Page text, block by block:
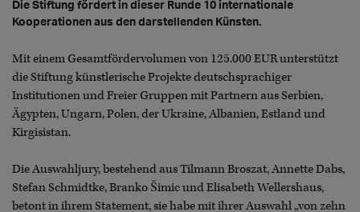
Die Stiftung fördert in dieser Runde 10 internationale
Kooperationen aus den darstellenden Künsten.
Mit einem Gesamtfördervolumen von 125.000 EUR unterstützt
die Stiftung künstlerische Projekte deutschsprachiger
Institutionen und Freier Gruppen mit Partnern aus Serbien,
Ägypten, Ungarn, Polen, der Ukraine, Albanien, Estland und
Kirgisistan.
Die Auswahljury, bestehend aus Tilmann Broszat, Annette Dabs,
Stefan Schmidtke, Branko Šimic und Elisabeth Wellershaus,
betont in ihrem Statement, sie habe mit ihrer Auswahl „von zehn